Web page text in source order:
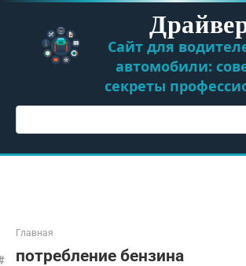
Перейти
контенту
Сайт для
автомобили:
секреты
Поиск:
Главная
потребление бензина